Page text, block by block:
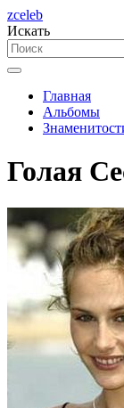
zceleb
Искать
Главная
Альбомы
Голая